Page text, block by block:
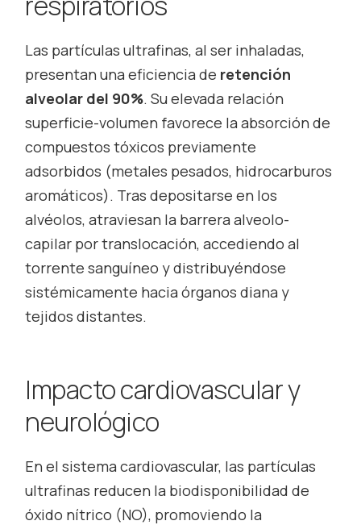
Las partículas ultrafinas, al ser inhaladas,
presentan una eficiencia de retención
alveolar del 90%. Su elevada relación
superficie-volumen favorece la absorción de
compuestos tóxicos previamente
adsorbidos (metales pesados, hidrocarburos
aromáticos). Tras depositarse en los
alvéolos, atraviesan la barrera alveolo-
capilar por translocación, accediendo al
torrente sanguíneo y distribuyéndose
sistémicamente hacia órganos diana y
tejidos distantes.
Impacto cardiovascular y
neurológico
En el sistema cardiovascular, las partículas
ultrafinas reducen la biodisponibilidad de
óxido nítrico (NO), promoviendo la